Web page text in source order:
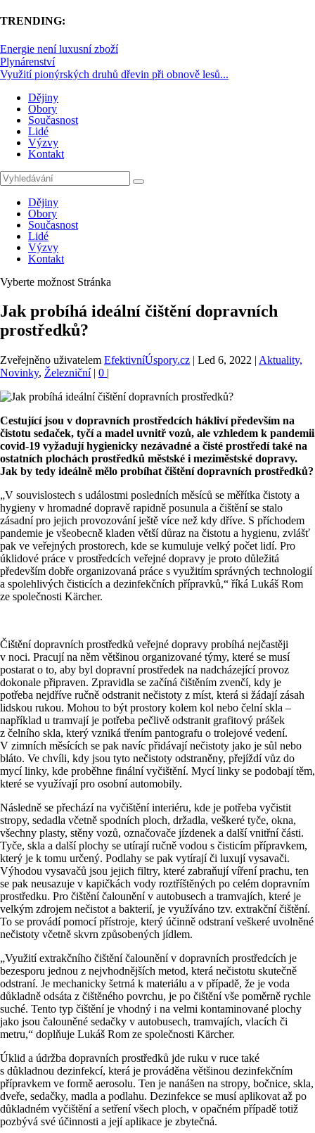
TRENDING:
Energie není luxusní zboží
Plynárenství
Využití pionýrských druhů dřevin při obnově lesů...
Dějiny
Obory
Současnost
Lidé
Výzvy
Kontakt
Dějiny
Obory
Současnost
Lidé
Výzvy
Kontakt
Vyberte možnost Stránka
Jak probíhá ideální čištění dopravních
prostředků?
Zveřejněno uživatelem EfektivníÚspory.cz | Led 6, 2022 | Aktuality,
Novinky, Železniční| 0 |
Cestující jsou v dopravních prostředcích hákliví především na
čistotu sedaček, tyčí a madel uvnitř vozů, ale vzhledem k pandemii
covid-19 vyžadují hygienicky nezávadné a čisté prostředí také na
ostatních plochách prostředků městské i meziměstské dopravy.
Jak by tedy ideálně mělo probíhat čištění dopravních prostředků?
„V souvislostech s událostmi posledních měsíců se měřítka čistoty a
hygieny v hromadné dopravě rapidně posunula a čištění se stalo
zásadní pro jejich provozování ještě více než kdy dříve. S příchodem
pandemie je všeobecně kladen větší důraz na čistotu a hygienu, zvlášť
pak ve veřejných prostorech, kde se kumuluje velký počet lidí. Pro
úklidové práce v prostředcích veřejné dopravy je proto důležitá
především dobře organizovaná práce s využitím správných technologií
a spolehlivých čisticích a dezinfekčních přípravků,“ říká Lukáš Rom
ze společnosti Kärcher.
Čištění dopravních prostředků veřejné dopravy probíhá nejčastěji
v noci. Pracují na něm většinou organizované týmy, které se musí
postarat o to, aby byl dopravní prostředek na nadcházející provoz
dokonale připraven. Zpravidla se začíná čištěním zvenčí, kdy je
potřeba nejdříve ručně odstranit nečistoty z míst, která si žádají zásah
lidskou rukou. Mohou to být prostory kolem kol nebo čelní skla –
například u tramvají je potřeba pečlivě odstranit grafitový prášek
z čelního skla, který vzniká třením pantografu o trolejové vedení.
V zimních měsících se pak navíc přidávají nečistoty jako je sůl nebo
bláto. Ve chvíli, kdy jsou tyto nečistoty odstraněny, přejíždí vůz do
mycí linky, kde proběhne finální vyčištění. Mycí linky se podobají těm,
které se využívají pro osobní automobily.
Následně se přechází na vyčištění interiéru, kde je potřeba vyčistit
stropy, sedadla včetně spodních ploch, držadla, veškeré tyče, okna,
všechny plasty, stěny vozů, označovače jízdenek a další vnitřní části.
Tyče, skla a další plochy se utírají ručně vodou s čisticím přípravkem,
který je k tomu určený. Podlahy se pak vytírají či luxují vysavači.
Výhodou vysavačů jsou jejich filtry, které zabraňují víření prachu, ten
se pak neusazuje v kapičkách vody roztříštěných po celém dopravním
prostředku. Pro čištění čalounění v autobusech a tramvajích, které je
velkým zdrojem nečistot a bakterií, je využíváno tzv. extrakční čištění.
To se provádí pomocí přístroje, který účinně odstraní veškeré uvolněné
nečistoty včetně skvrn způsobených jídlem.
„Využití extrakčního čištění čalounění v dopravních prostředcích je
bezesporu jednou z nejvhodnějších metod, která nečistotu skutečně
odstraní. Je mechanicky šetrná k materiálu a v případě, že je voda
důkladně odsáta z čištěného povrchu, je po čištění vše poměrně rychle
suché. Tento typ čištění je vhodný i na velmi kontaminované plochy
jako jsou čalouněné sedačky v autobusech, tramvajích, vlacích či
metru,“ doplňuje Lukáš Rom ze společnosti Kärcher.
Úklid a údržba dopravních prostředků jde ruku v ruce také
s důkladnou dezinfekcí, která je prováděna většinou dezinfekčním
přípravkem ve formě aerosolu. Ten je nanášen na stropy, bočnice, skla,
dveře, sedačky, madla a podlahu. Dezinfekce se musí aplikovat až po
důkladném vyčištění a setření všech ploch, v opačném případě totiž
pozbývá své účinnosti a její aplikace je zbytečná.